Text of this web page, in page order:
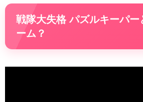
戦隊大失格 パズルキーパー
ーム？